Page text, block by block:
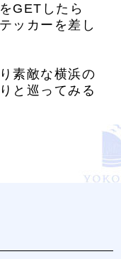
GETしたら
ッカーを差し
素敵な横浜の
と巡ってみる